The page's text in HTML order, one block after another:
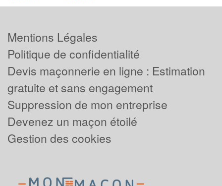
Mentions Légales
Politique de confidentialité
Devis maçonnerie en ligne : Estimation
gratuite et sans engagement
Suppression de mon entreprise
Devenez un maçon étoilé
Gestion des cookies